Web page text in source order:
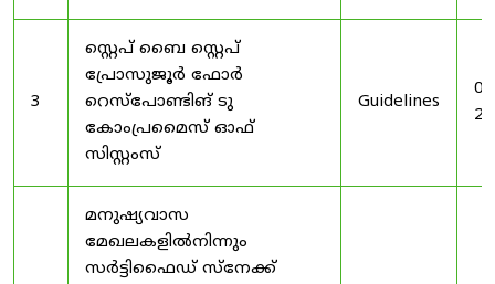
3
സ്റ്റെപ് ബൈ സ്റ്റെപ്
പ്രോസുജൂർ ഫോർ
റെസ്‌പോണ്ടിങ് ടു
കോംപ്രമൈസ് ഓഫ്
സിസ്റ്റംസ്
Guidelines
മനുഷ്യവാസ
മേഖലകളിൽനിന്നും
സർട്ടിഫൈഡ് സ്നേക്ക്